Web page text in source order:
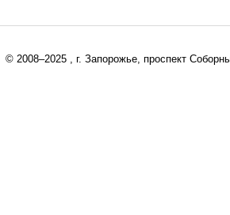
© 2008–2025 , г. Запорожье, проспект